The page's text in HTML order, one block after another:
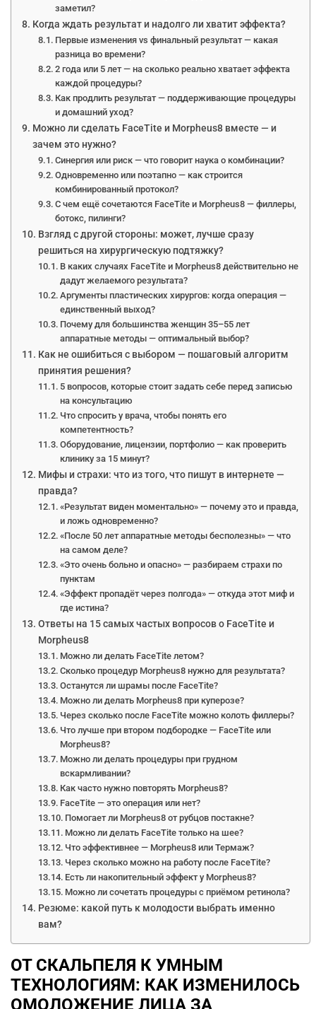
заметил?
Когда ждать результат и надолго ли хватит эффекта?
Первые изменения vs финальный результат — какая
разница во времени?
2 года или 5 лет — на сколько реально хватает эффекта
каждой процедуры?
Как продлить результат — поддерживающие процедуры
и домашний уход?
Можно ли сделать FaceTite и Morpheus8 вместе — и
зачем это нужно?
Синергия или риск — что говорит наука о комбинации?
Одновременно или поэтапно — как строится
комбинированный протокол?
С чем ещё сочетаются FaceTite и Morpheus8 — филлеры,
ботокс, пилинги?
Взгляд с другой стороны: может, лучше сразу
решиться на хирургическую подтяжку?
В каких случаях FaceTite и Morpheus8 действительно не
дадут желаемого результата?
Аргументы пластических хирургов: когда операция —
единственный выход?
Почему для большинства женщин 35–55 лет
аппаратные методы — оптимальный выбор?
Как не ошибиться с выбором — пошаговый алгоритм
принятия решения?
5 вопросов, которые стоит задать себе перед записью
на консультацию
Что спросить у врача, чтобы понять его
компетентность?
Оборудование, лицензии, портфолио — как проверить
клинику за 15 минут?
Мифы и страхи: что из того, что пишут в интернете —
правда?
«Результат виден моментально» — почему это и правда,
и ложь одновременно?
«После 50 лет аппаратные методы бесполезны» — что
на самом деле?
«Это очень больно и опасно» — разбираем страхи по
пунктам
«Эффект пропадёт через полгода» — откуда этот миф и
где истина?
Ответы на 15 самых частых вопросов о FaceTite и
Morpheus8
Можно ли делать FaceTite летом?
Сколько процедур Morpheus8 нужно для результата?
Останутся ли шрамы после FaceTite?
Можно ли делать Morpheus8 при куперозе?
Через сколько после FaceTite можно колоть филлеры?
Что лучше при втором подбородке — FaceTite или
Morpheus8?
Можно ли делать процедуры при грудном
вскармливании?
Как часто нужно повторять Morpheus8?
FaceTite — это операция или нет?
Помогает ли Morpheus8 от рубцов постакне?
Можно ли делать FaceTite только на шее?
Что эффективнее — Morpheus8 или Термаж?
Через сколько можно на работу после FaceTite?
Есть ли накопительный эффект у Morpheus8?
Можно ли сочетать процедуры с приёмом ретинола?
Резюме: какой путь к молодости выбрать именно
вам?
ОТ СКАЛЬПЕЛЯ К УМНЫМ
ТЕХНОЛОГИЯМ: КАК ИЗМЕНИЛОСЬ
ОМОЛОЖЕНИЕ ЛИЦА ЗА